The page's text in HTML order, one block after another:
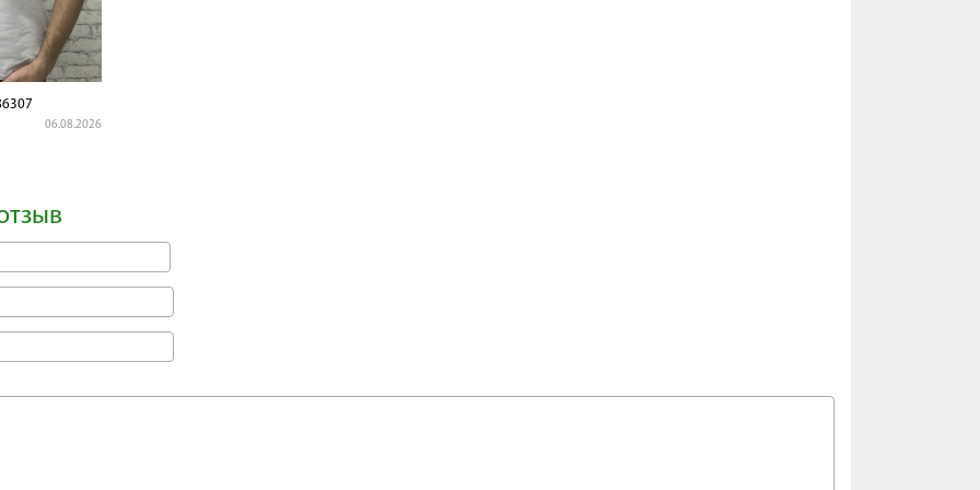
06.08.2026